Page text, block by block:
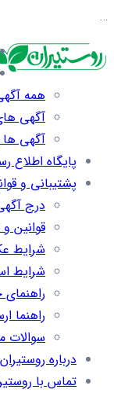
…
همه
آگهی
آگهی
پایگاه اطلاع
پشتیبانی و
درج
قوانین
شرایط
شرایط
راهنما
سوالات
درباره روستیران
تماس با